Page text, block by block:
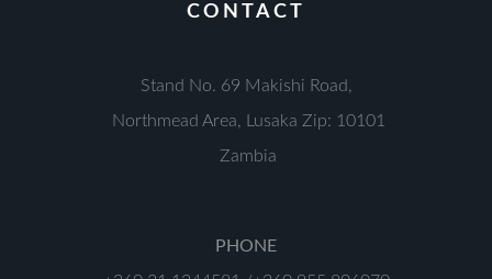
CONTACT
Stand No. 69 Makishi Road,
Northmead Area, Lusaka Zip: 10101
Zambia
PHONE